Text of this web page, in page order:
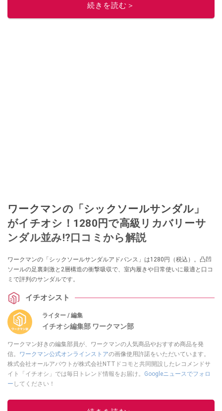
続きを読む＞
ワークマンの「シックソールサンダル」
がイチオシ！1280円で高級リカバリーサ
ンダル並み!?口コミから解説
ワークマンの「シックソールサンダルアドバンス」は1280円（税込）。凸凹
ソールの足裏刺激と2層構造の衝撃吸収で、室内履きや日常使いに最適と口コ
ミで評判のサンダルです。
イチオシスト
ライター / 編集
イチオシ編集部 ワークマン部
ワークマン好きの編集部員が、ワークマンの人気商品やおすすめ商品を発
信。 ワークマン公式オンラインストアの画像使用許諾をいただいています。
株式会社オールアバウトが株式会社NTTドコモと共同開設したレコメンドサ
イト「イチオシ」では毎日トレンド情報をお届け。 Googleニュースでフォロ
ー してください！
このイチオシストの他の記事を読む